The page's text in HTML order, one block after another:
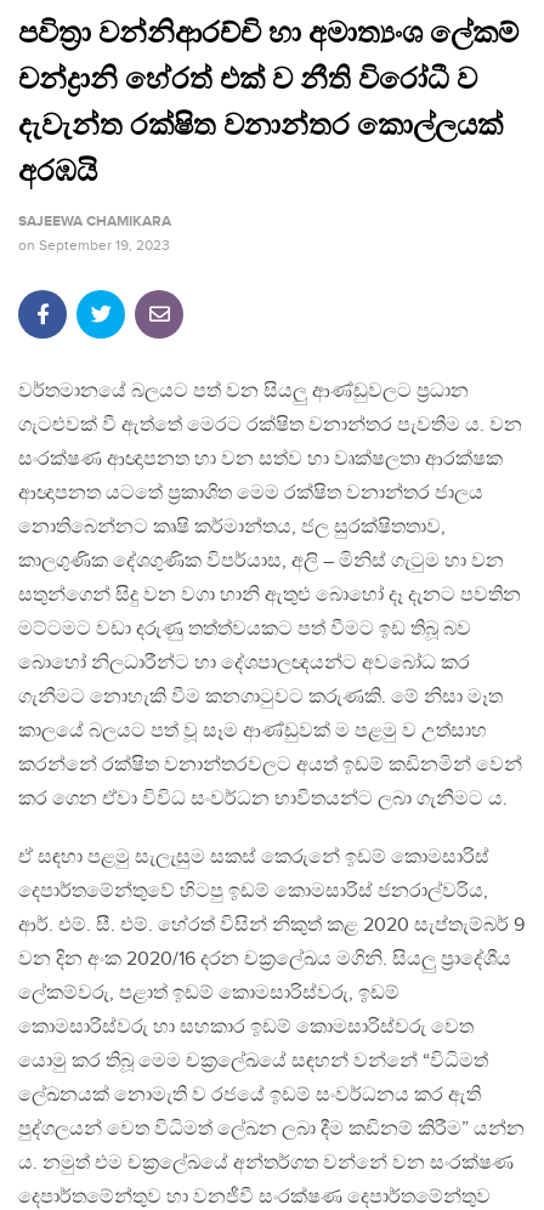
පවිත්‍රා වන්නිආරච්චි හා අමාත්‍යංශ ලේකම්
චන්ද්‍රානි හේරත් එක් ව නීති විරෝධී ව
දැවැන්ත රක්ෂිත වනාන්තර කොල්ලයක්
අරඹයි
SAJEEWA CHAMIKARA
on September 19, 2023
වර්තමානයේ බලයට පත් වන සියලු ආණ්ඩුවලට ප්‍රධාන
ගැටළුවක් වී ඇත්තේ මෙරට රක්ෂිත වනාන්තර පැවතීම ය. වන
සංරක්ෂණ ආඥාපනත හා වන සත්ව හා වෘක්ෂලතා ආරක්ෂක
ආඥාපනත යටතේ ප්‍රකාශිත මෙම රක්ෂිත වනාන්තර ජාලය
නොතිබෙන්නට කෘෂි කර්මාන්තය, ජල සුරක්ෂිතතාව,
කාලගුණික දේශගුණික විපර්යාස, අලි – මිනිස් ගැටුම හා වන
සතුන්ගෙන් සිදු වන වගා හානි ඇතුළු බොහෝ දෑ දැනට පවතින
මට්ටමට වඩා දරුණු තත්ත්වයකට පත් වීමට ඉඩ තිබූ බව
බොහෝ නිලධාරීන්ට හා දේශපාලඥයන්ට අවබෝධ කර
ගැනීමට නොහැකි වීම කනගාටුවට කරුණකි. මේ නිසා මෑත
කාලයේ බලයට පත් වූ සෑම ආණ්ඩුවක් ම පළමු ව උත්සාහ
කරන්නේ රක්ෂිත වනාන්තරවලට අයත් ඉඩම් කඩිනමින් වෙන්
කර ගෙන ඒවා විවිධ සංවර්ධන භාවිතයන්ට ලබා ගැනීමට ය.
ඒ සඳහා පළමු සැලැසුම සකස් කෙරුනේ ඉඩම් කොමසාරිස්
දෙපාර්තමේන්තුවේ හිටපු ඉඩම් කොමසාරිස් ජනරාල්වරිය,
ආර්. එම්. සී. එම්. හේරත් විසින් නිකුත් කළ 2020 සැප්තැම්බර් 9
වන දින අංක 2020/16 දරන චක්‍රලේඛය මගිනි. සියලු ප්‍රාදේශීය
ලේකම්වරු, පළාත් ඉඩම් කොමසාරිස්වරු, ඉඩම්
කොමසාරිස්වරු හා සහකාර ඉඩම් කොමසාරිස්වරු වෙත
යොමු කර තිබූ මෙම චක්‍රලේඛයේ සඳහන් වන්නේ “විධිමත්
ලේඛනයක් නොමැති ව රජයේ ඉඩම් සංවර්ධනය කර ඇති
පුද්ගලයන් වෙත විධිමත් ලේඛන ලබා දීම කඩිනම් කිරීම” යන්න
ය. නමුත් එම චක්‍රලේඛයේ අන්තර්ගත වන්නේ වන සංරක්ෂණ
දෙපාර්තමේන්තුව හා වනජීවී සංරක්ෂණ දෙපාර්තමේන්තුව